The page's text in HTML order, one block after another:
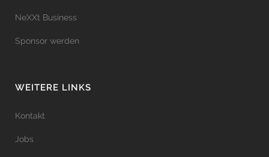
NeXXt Business
Sponsor werden
WEITERE LINKS
Kontakt
Jobs